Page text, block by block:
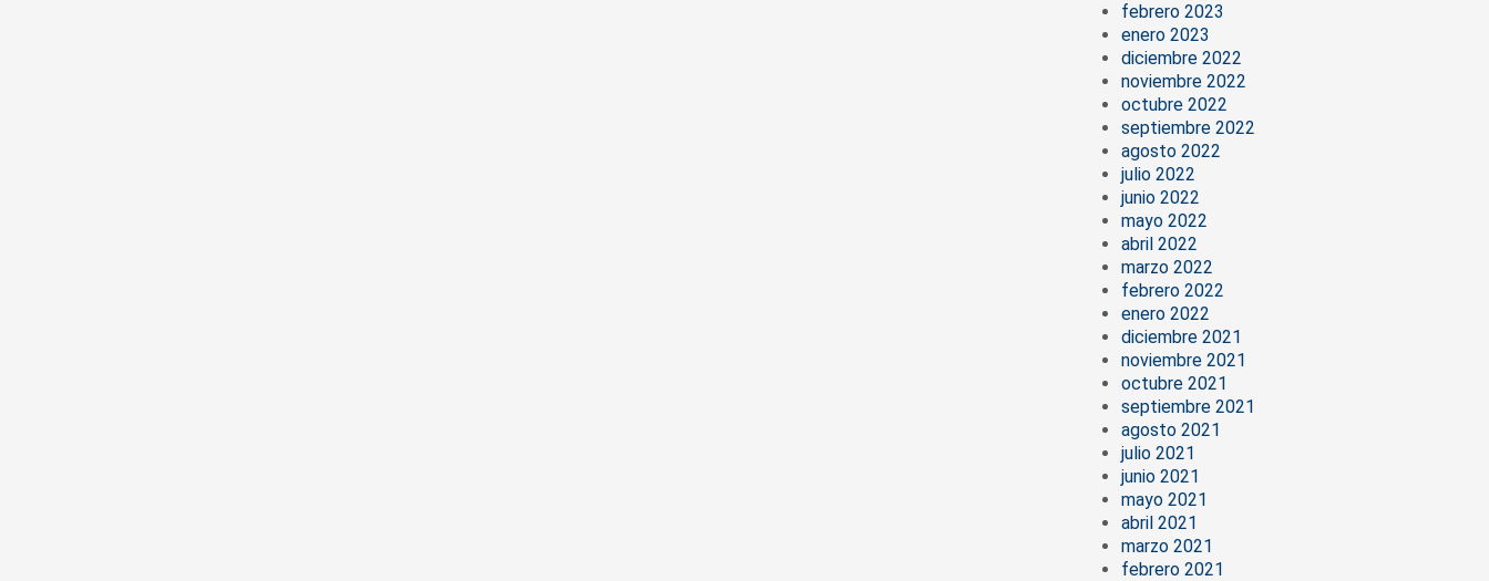
febrero 2023
enero 2023
diciembre 2022
noviembre 2022
octubre 2022
septiembre 2022
agosto 2022
julio 2022
junio 2022
mayo 2022
abril 2022
marzo 2022
febrero 2022
enero 2022
diciembre 2021
noviembre 2021
octubre 2021
septiembre 2021
agosto 2021
julio 2021
junio 2021
mayo 2021
abril 2021
marzo 2021
febrero 2021